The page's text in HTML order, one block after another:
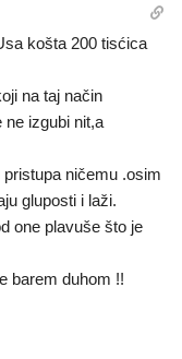
košta 200 tisćica
na taj način
ne izgubi nit,a
ničemu .osim
gluposti i laži.
one plavuše što je
barem duhom !!